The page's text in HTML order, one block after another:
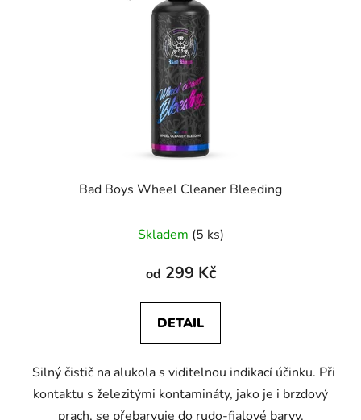
Bad Boys Wheel Cleaner Bleeding
hodnocení
produktu
5,0
z
hvězdiček.
Skladem (5 ks)
od 299 Kč
DETAIL
Silný čistič na alukola s viditelnou indikací účinku. Při
kontaktu s železitými kontamináty, jako je i brzdový
prach, se přebarvuje do rudo-fialové barvy.